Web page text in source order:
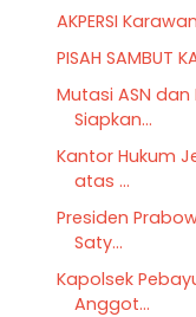
AKPERSI
PISAH SAMBUT
Mutasi ASN
Siapkan...
Kantor Hukum
atas ...
Presiden
Saty...
Kapolsek
Anggot...